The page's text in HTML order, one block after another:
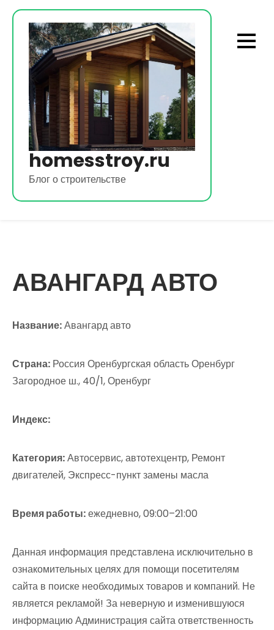
Перейти
содержимому
homesstroy.ru
Блог о строительстве
АВАНГАРД АВТО
Название:Авангард авто
Страна: Россия Оренбургская область Оренбург
Загородное ш., 40/1, Оренбург
Индекс:
Категория:Автосервис, автотехцентр, Ремонт
двигателей, Экспресс-пункт замены масла
Время работы:ежедневно, 09:00–21:00
Данная информация представлена исключительно в
ознакомительных целях для помощи посетителям
сайта в поиске необходимых товаров и компаний. Не
является рекламой! За неверную и изменившуюся
информацию Администрация сайта ответственность